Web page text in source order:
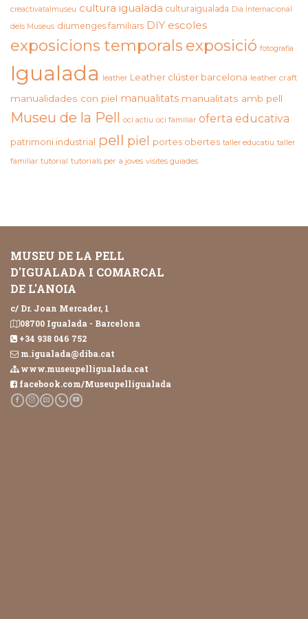
creactivatalmuseu cultura igualada culturaigualada Dia Internacional
dels Museus diumenges familiars DIY escoles
exposicions temporals exposició fotografia
Igualada leather Leather clúster barcelona leather craft
manualidades con piel manualitats manualitats amb pell
Museu de la Pell oci actiu oci familiar oferta educativa
patrimoni industrial pell piel portes obertes taller educatiu taller
familiar tutorial tutorials per a joves visites guiades
MUSEU DE LA PELL
D'IGUALADA I COMARCAL
DE L'ANOIA
c/ Dr. Joan Mercader, 1
08700 Igualada - Barcelona
+34 938 046 752
m.igualada@diba.cat
www.museupelligualada.cat
facebook.com/Museupelligualada